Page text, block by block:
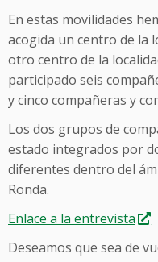
En estas movilidades
acogida un centro de la
otro centro de la
participado seis
y cinco compañeras y
Los dos grupos de
estado integrados por
diferentes dentro del
Ronda.
Enlace a la entrevista
Deseamos que sea de